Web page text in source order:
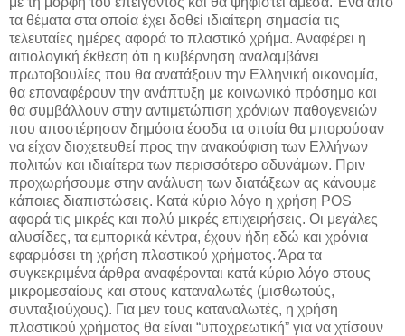
τα θέματα στα οποία έχει δοθεί ιδιαίτερη σημασία τις
τελευταίες ημέρες αφορά το πλαστικό χρήμα. Αναφέρει η
αιτιολογική έκθεση ότι η κυβέρνηση αναλαμβάνει
πρωτοβουλίες που θα ανατάξουν την Ελληνική οικονομία,
θα επαναφέρουν την ανάπτυξη με κοινωνικό πρόσημο και
θα συμβάλλουν στην αντιμετώπιση χρόνιων παθογενειών
που αποστέρησαν δημόσια έσοδα τα οποία θα μπορούσαν
να είχαν διοχετευθεί προς την ανακούφιση των Ελλήνων
πολιτών και ιδιαίτερα των περισσότερο αδυνάμων. Πριν
προχωρήσουμε στην ανάλυση των διατάξεων ας κάνουμε
κάποιες διαπιστώσεις. Κατά κύριο λόγο η χρήση POS
αφορά τις μικρές και πολύ μικρές επιχειρήσεις. Οι μεγάλες
αλυσίδες, τα εμπορικά κέντρα, έχουν ήδη εδώ και χρόνια
εφαρμόσει τη χρήση πλαστικού χρήματος. Άρα τα
συγκεκριμένα άρθρα αναφέρονται κατά κύριο λόγο στους
μικρομεσαίους και στους καταναλωτές (μισθωτούς,
συνταξιούχους). Για μεν τους καταναλωτές, η χρήση
πλαστικού χρήματος θα είναι “υποχρεωτική” για να χτίσουν